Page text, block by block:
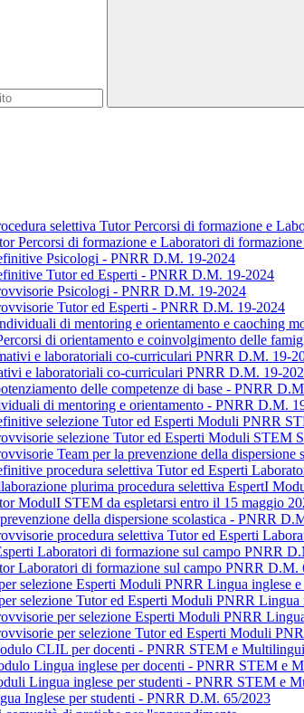
selettiva Tutor Percorsi di formazione e
Percorsi di formazione e Laboratori di
Psicologi - PNRR D.M. 19-2024
Tutor ed Esperti - PNRR D.M. 19-2024
Psicologi - PNRR D.M. 19-2024
Tutor ed Esperti - PNRR D.M. 19-2024
di mentoring e orientamento e caoching
di orientamento e coinvolgimento delle
e laboratoriali co-curriculari PNRR D.M. 19-
e laboratoriali co-curriculari PNRR D.M. 19-
delle competenze di base - PNRR
di mentoring e orientamento - PNRR D.M.
selezione Tutor ed Esperti Moduli PNRR
selezione Tutor ed Esperti Moduli STEM
Team per la prevenzione della
procedura selettiva Tutor ed Esperti
plurima procedura selettiva EspertI
ModulI STEM da espletarsi entro il 15 maggio
della dispersione scolastica - PNRR
procedura selettiva Tutor ed Esperti
Laboratori di formazione sul campo PNRR
Laboratori di formazione sul campo PNRR D.M.
selezione Esperti Moduli PNRR Lingua inglese
selezione Tutor ed Esperti Moduli PNRR
per selezione Esperti Moduli PNRR
per selezione Tutor ed Esperti Moduli
CLIL per docenti - PNRR STEM e
Lingua inglese per docenti - PNRR STEM e
Lingua inglese per studenti - PNRR STEM e
Inglese per studenti - PNRR D.M. 65/2023